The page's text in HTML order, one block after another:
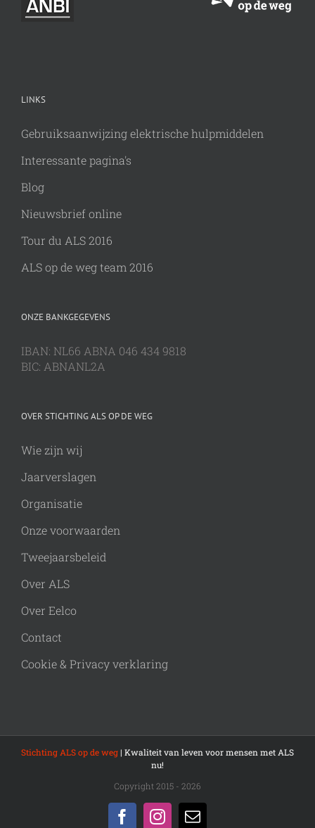
LINKS
Gebruiksaanwijzing elektrische hulpmiddelen
Interessante pagina's
Blog
Nieuwsbrief online
Tour du ALS 2016
ALS op de weg team 2016
ONZE BANKGEGEVENS
IBAN: NL66 ABNA 046 434 9818
BIC: ABNANL2A
OVER STICHTING ALS OP DE WEG
Wie zijn wij
Jaarverslagen
Organisatie
Onze voorwaarden
Tweejaarsbeleid
Over ALS
Over Eelco
Contact
Cookie & Privacy verklaring
Stichting ALS op de weg| Kwaliteit van leven voor mensen met ALS
nu!
Copyright 2015 - 2026
FacebookInstagram
E-